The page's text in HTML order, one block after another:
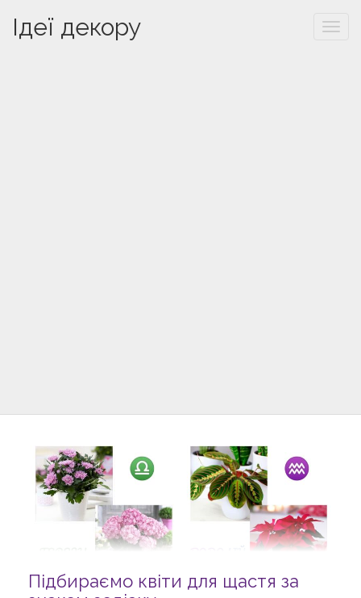
Ідеї декору
Підбираємо квіти для щастя за